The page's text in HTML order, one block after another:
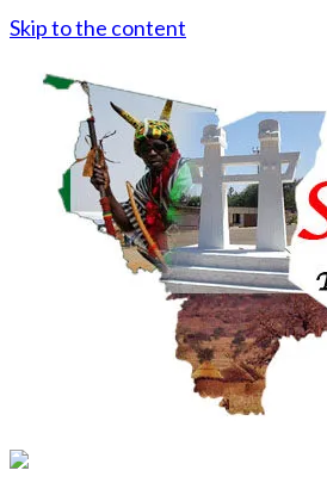
Skip to the content